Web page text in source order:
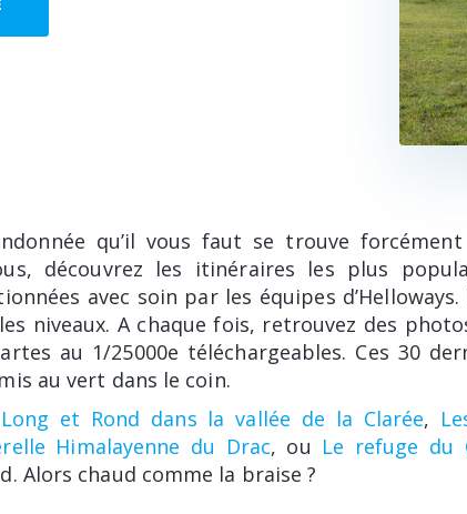
qu’il vous faut se trouve
découvrez les itinéraires les plus
avec soin par les équipes
niveaux. A chaque fois, retrouvez des
au 1/25000e téléchargeables. Ces 30
au vert dans le coin.
et Rond dans la vallée de la Clarée,
Himalayenne du Drac, ou Le refuge du
Alors chaud comme la braise ?